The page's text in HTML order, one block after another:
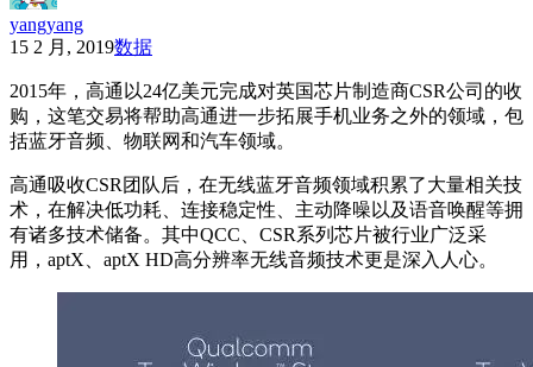
yangyang
15 2 月, 2019数据
2015年，高通以24亿美元完成对英国芯片制造商CSR公司的收
购，这笔交易将帮助高通进一步拓展手机业务之外的领域，包
括蓝牙音频、物联网和汽车领域。
高通吸收CSR团队后，在无线蓝牙音频领域积累了大量相关技
术，在解决低功耗、连接稳定性、主动降噪以及语音唤醒等拥
有诸多技术储备。其中QCC、CSR系列芯片被行业广泛采
用，aptX、aptX HD高分辨率无线音频技术更是深入人心。